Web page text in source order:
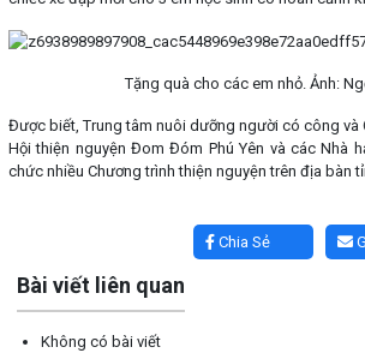
Tặng quà cho các em nhỏ. Ảnh:
Được biết, Trung tâm nuôi dưỡng người có công và
Hội thiện nguyện Đom Đóm Phú Yên và các Nhà
chức nhiều Chương trình thiện nguyện trên địa bàn
Chia Sẻ
Bài viết liên quan
Không có bài viết